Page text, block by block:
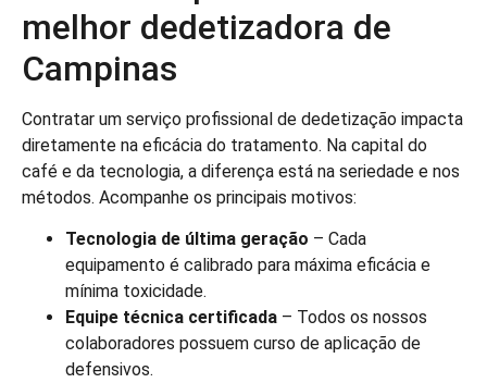
melhor dedetizadora de
Campinas
Contratar um serviço profissional de dedetização impacta
diretamente na eficácia do tratamento. Na capital do
café e da tecnologia, a diferença está na seriedade e nos
métodos. Acompanhe os principais motivos:
Tecnologia de última geração – Cada
equipamento é calibrado para máxima eficácia e
mínima toxicidade.
Equipe técnica certificada – Todos os nossos
colaboradores possuem curso de aplicação de
defensivos.